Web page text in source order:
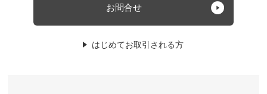
お問合せ
はじめてお取引される方